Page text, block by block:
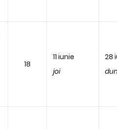
18
11 iunie
joi
28